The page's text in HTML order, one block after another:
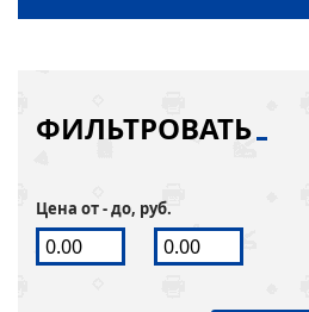
ФИЛЬТРОВАТЬ
Цена от - до, руб.